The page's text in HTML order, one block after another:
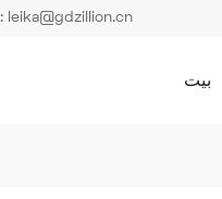
بريد إلكتروني : leika@gdzillion.cn
بيت